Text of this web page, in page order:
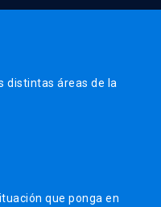
distintas áreas de la
que ponga en